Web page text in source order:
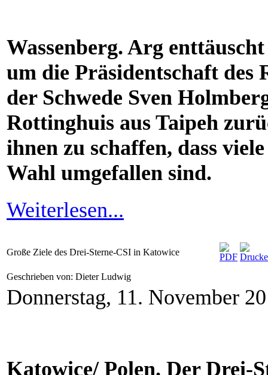
Wassenberg. Arg
um die Präsidentschaft des
der Schwede Sven
Rottinghuis aus Taipeh
ihnen zu schaffen, dass
Wahl umgefallen sind.
Weiterlesen...
Große Ziele des Drei-Sterne-CSI in Katowice
Geschrieben von: Dieter Ludwig
Donnerstag, 11. November
Katowice/ Polen. Der Drei-